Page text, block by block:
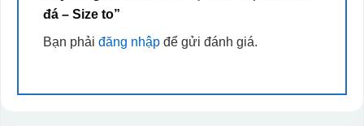
đá – Size to”
Bạn phải đăng nhậpđể gửi đánh giá.